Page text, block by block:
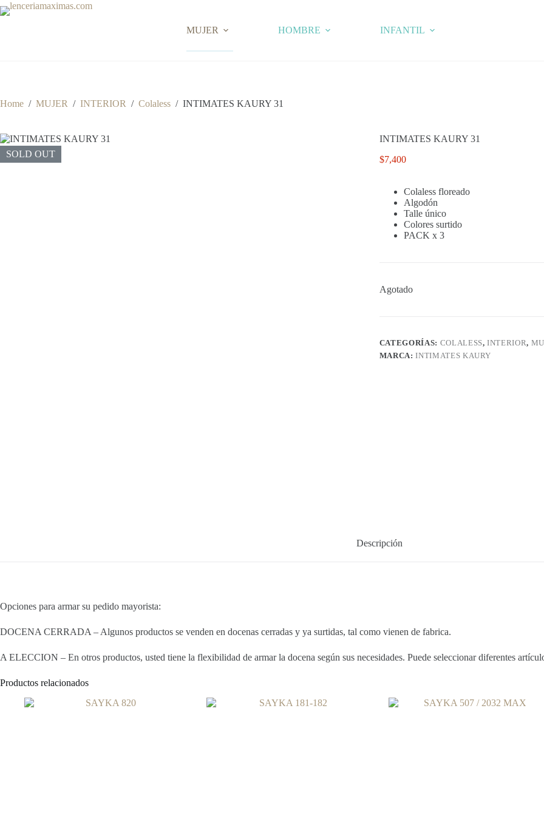
Skip
to
MUJER HOMBRE INFANTIL
Home / MUJER / INTERIOR / Colaless / INTIMATES KAURY 31
SOLD OUT
INTIMATES KAURY 31
$7,400
Colaless floreado
Algodón
Talle único
Colores surtido
PACK x 3
Agotado
CATEGORÍAS: COLALESS,INTERIOR,
MARCA:INTIMATES KAURY
Descripción
Opciones para armar su pedido mayorista:
DOCENA CERRADA – Algunos productos se venden en docenas cerradas y ya surtidas, tal como vienen de fabrica.
A ELECCION – En otros productos, usted tiene la flexibilidad de armar la docena según sus necesidades. Puede seleccionar diferentes
Productos relacionados